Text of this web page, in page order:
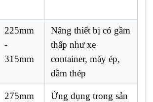
225mm
-
315mm
Nâng thiết bị có gầm
thấp như xe
container, máy ép,
dầm thép
275mm Ứng dụng trong sản